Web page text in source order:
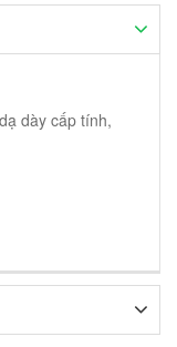
dày cấp tính,